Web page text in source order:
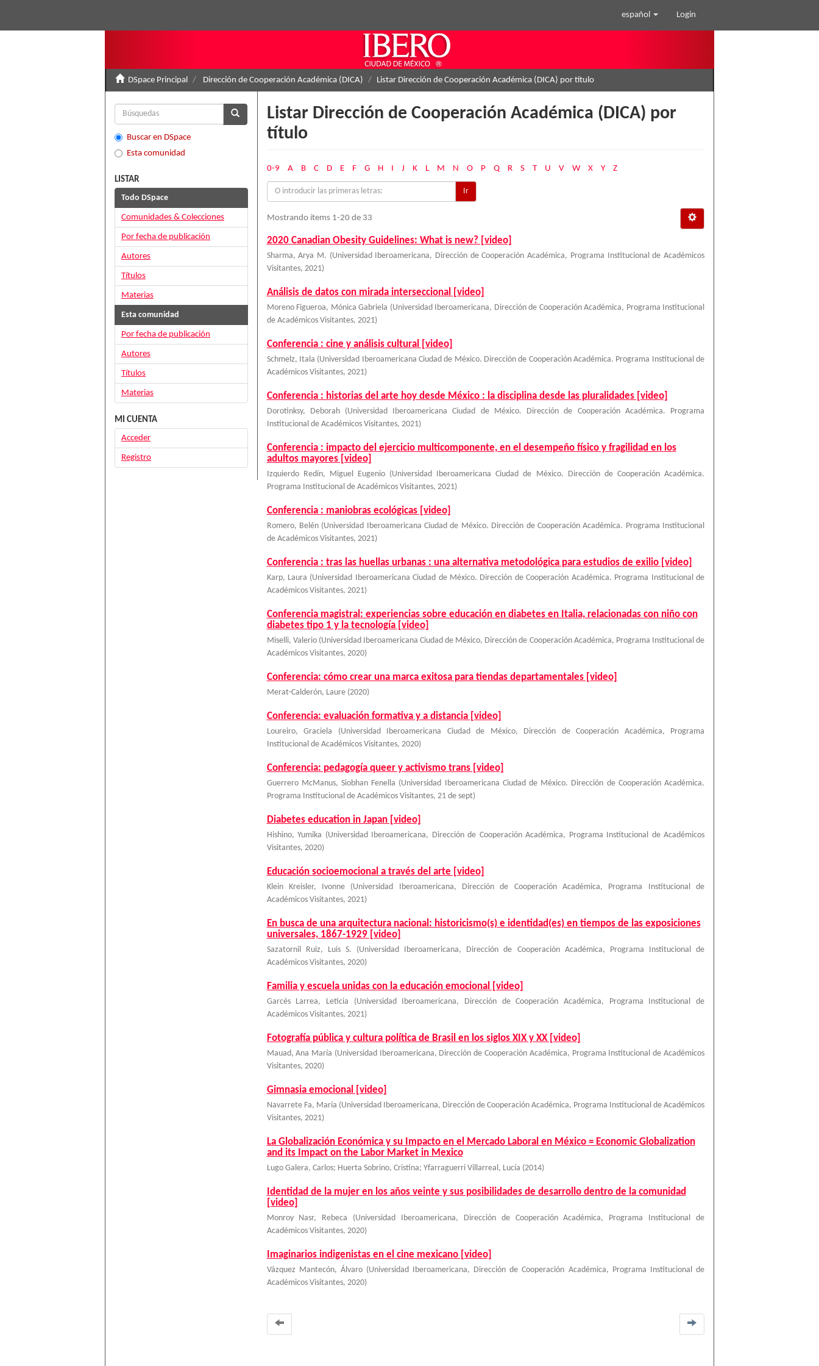
español Login
DSpace Principal Dirección de Cooperación Académica (DICA) Listar Dirección de Cooperación Académica (DICA) por título
Listar Dirección de Cooperación Académica (DICA) por
título
0-9 A B C D E F G H I J K L M N O P Q R S T U V W X Y Z
Ir
Mostrando ítems 1-20 de 33
2020 Canadian Obesity Guidelines: What is new? [video]
Sharma, Arya M. (Universidad Iberoamericana, Dirección de Cooperación Académica, Programa Institucional de Académicos
Visitantes, 2021)
Análisis de datos con mirada interseccional [video]
Moreno Figueroa, Mónica Gabriela (Universidad Iberoamericana, Dirección de Cooperación Académica, Programa Institucional
de Académicos Visitantes, 2021)
Conferencia : cine y análisis cultural [video]
Schmelz, Itala (Universidad Iberoamericana Ciudad de México. Dirección de Cooperación Académica. Programa Institucional de
Académicos Visitantes, 2021)
Conferencia : historias del arte hoy desde México : la disciplina desde las pluralidades [video]
Dorotinksy, Deborah (Universidad Iberoamericana Ciudad de México. Dirección de Cooperación Académica. Programa
Institucional de Académicos Visitantes, 2021)
Conferencia : impacto del ejercicio multicomponente, en el desempeño físico y fragilidad en los
adultos mayores [video]
Izquierdo Redín, Miguel Eugenio (Universidad Iberoamericana Ciudad de México. Dirección de Cooperación Académica.
Programa Institucional de Académicos Visitantes, 2021)
Conferencia : maniobras ecológicas [video]
Romero, Belén (Universidad Iberoamericana Ciudad de México. Dirección de Cooperación Académica. Programa Institucional
de Académicos Visitantes, 2021)
Conferencia : tras las huellas urbanas : una alternativa metodológica para estudios de exilio [video]
Karp, Laura (Universidad Iberoamericana Ciudad de México. Dirección de Cooperación Académica. Programa Institucional de
Académicos Visitantes, 2021)
Conferencia magistral: experiencias sobre educación en diabetes en Italia, relacionadas con niño con
diabetes tipo 1 y la tecnología [video]
Miselli, Valerio (Universidad Iberoamericana Ciudad de México, Dirección de Cooperación Académica, Programa Institucional de
Académicos Visitantes, 2020)
Conferencia: cómo crear una marca exitosa para tiendas departamentales [video]
Merat-Calderón, Laure (2020)
Conferencia: evaluación formativa y a distancia [video]
Loureiro, Graciela (Universidad Iberoamericana Ciudad de México, Dirección de Cooperación Académica, Programa
Institucional de Académicos Visitantes, 2020)
Conferencia: pedagogía queer y activismo trans [video]
Guerrero McManus, Siobhan Fenella (Universidad Iberoamericana Ciudad de México. Dirección de Cooperación Académica.
Programa Institucional de Académicos Visitantes, 21 de sept)
Diabetes education in Japan [video]
Hishino, Yumika (Universidad Iberoamericana, Dirección de Cooperación Académica, Programa Institucional de Académicos
Visitantes, 2020)
Educación socioemocional a través del arte [video]
Klein Kreisler, Ivonne (Universidad Iberoamericana, Dirección de Cooperación Académica, Programa Institucional de
Académicos Visitantes, 2021)
En busca de una arquitectura nacional: historicismo(s) e identidad(es) en tiempos de las exposiciones
universales, 1867-1929 [video]
Sazatornil Ruiz, Luis S. (Universidad Iberoamericana, Dirección de Cooperación Académica, Programa Institucional de
Académicos Visitantes, 2020)
Familia y escuela unidas con la educación emocional [video]
Garcés Larrea, Leticia (Universidad Iberoamericana, Dirección de Cooperación Académica, Programa Institucional de
Académicos Visitantes, 2021)
Fotografía pública y cultura política de Brasil en los siglos XIX y XX [video]
Mauad, Ana María (Universidad Iberoamericana, Dirección de Cooperación Académica, Programa Institucional de Académicos
Visitantes, 2020)
Gimnasia emocional [video]
Navarrete Fa, María (Universidad Iberoamericana, Dirección de Cooperación Académica, Programa Institucional de Académicos
Visitantes, 2021)
La Globalización Económica y su Impacto en el Mercado Laboral en México = Economic Globalization
and its Impact on the Labor Market in Mexico
Lugo Galera, Carlos; Huerta Sobrino, Cristina; Yfarraguerri Villarreal, Lucía (2014)
Identidad de la mujer en los años veinte y sus posibilidades de desarrollo dentro de la comunidad
[video]
Monroy Nasr, Rebeca (Universidad Iberoamericana, Dirección de Cooperación Académica, Programa Institucional de
Académicos Visitantes, 2020)
Imaginarios indigenistas en el cine mexicano [video]
Vázquez Mantecón, Álvaro (Universidad Iberoamericana, Dirección de Cooperación Académica, Programa Institucional de
Académicos Visitantes, 2020)
Buscar en DSpace
Esta comunidad
LISTAR
Todo DSpace
Comunidades & Colecciones
Por fecha de publicación
Autores
Títulos
Materias
Esta comunidad
Por fecha de publicación
Autores
Títulos
Materias
MI CUENTA
Acceder
Registro